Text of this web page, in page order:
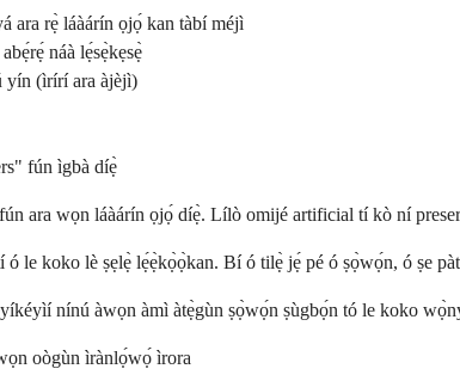
ara rẹ̀ láàárín ọjọ́ kan tàbí méjì
náà lẹ́sẹ̀kẹsẹ̀
yín (ìrírí ara àjèjì)
fún ìgbà díẹ̀
ara wọn láàárín ọjọ́ díẹ̀. Lílò omijé artificial tí kò ní
le koko lè ṣẹlẹ̀ lẹ́ẹ̀kọ̀ọ̀kan. Bí ó tilẹ̀ jẹ́ pé ó ṣọ̀wọ́n, ó ṣe
nínú àwọn àmì àtẹ̀gùn ṣọ̀wọ́n ṣùgbọ́n tó le koko
oògùn ìrànlọ́wọ́ ìrora